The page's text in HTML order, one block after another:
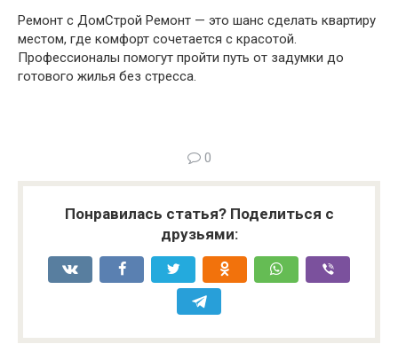
Ремонт с ДомСтрой Ремонт — это шанс сделать квартиру
местом, где комфорт сочетается с красотой.
Профессионалы помогут пройти путь от задумки до
готового жилья без стресса.
0
Понравилась статья? Поделиться с
друзьями: